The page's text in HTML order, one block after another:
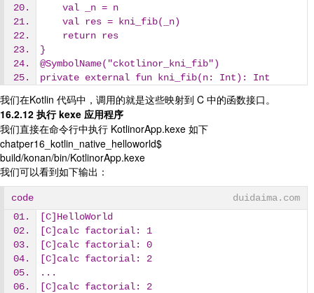
    val _n = n
    val res = kni_fib(_n)
    return res
}
@SymbolName("ckotlinor_kni_fib")
private external fun kni_fib(n: Int): Int
我们在Kotlin 代码中，调用的就是这些映射到 C 中的函数接口。
16.2.12 执行 kexe 应用程序
我们直接在命令行中执行 KotlinorApp.kexe 如下
chatper16_kotlin_native_helloworld$
build/konan/bin/KotlinorApp.kexe
我们可以看到如下输出：
code
duidaima.com
[C]HelloWorld
[C]calc factorial: 1
[C]calc factorial: 0
[C]calc factorial: 2
...
[C]calc factorial: 2